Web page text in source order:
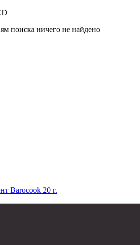
поиска ничего не найдено
Barocook 20 г.